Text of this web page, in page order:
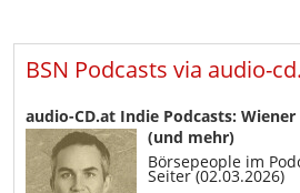
BSN Podcasts via audio-
audio-CD.at Indie Podcasts:
(und mehr)
Börsepeople im
Seiter (02.03.2026)